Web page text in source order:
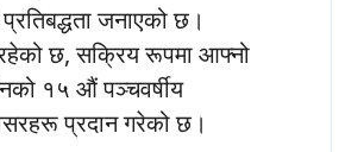
जनाएको छ।
छ, सक्रिय रूपमा आफ्नो
१५ औं पञ्चवर्षीय
प्रदान गरेको छ।